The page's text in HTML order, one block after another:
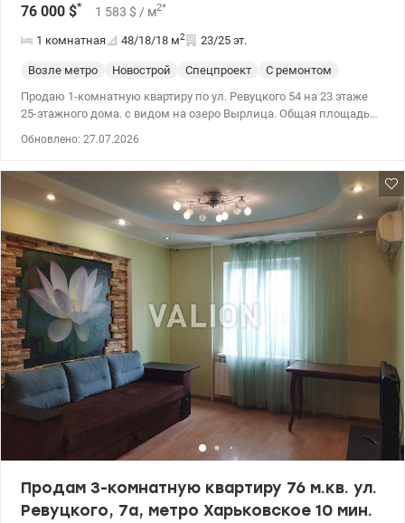
76 000 $* 1 583 $ / м2*
1 комнатная 48/18/18 м2 23/25 эт.
Возле метро Новострой Спецпроект
С ремонтом
Продаю 1-комнатную квартиру по ул. Ревуцкого 54 на 23 этаже
25-этажного дома. с видом на озеро Вырлица. Общая площадь
отопление. В квартире есть счетчики воды, тепла и
электроэнергии, стиральная машина без мебели. Право
собственности больше 3-х лет, никто не прописан, никто не
проживает. Рассматриваем государственные программы. Цена
76000у.е., 0976449950 Наталья, valion.ua/1154643
Обновлено: 27.07.2026
Продам 3-комнатную квартиру 76 м.кв. ул.
Ревуцкого, 7а, метро Харьковское 10 мин.